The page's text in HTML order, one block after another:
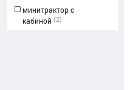
минитрактор с
кабиной(2)